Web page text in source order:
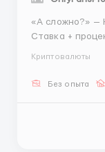
«А сложно?» —
Ставка +
Выбираешь
@stasss...
Криптовалюты
Без опыта